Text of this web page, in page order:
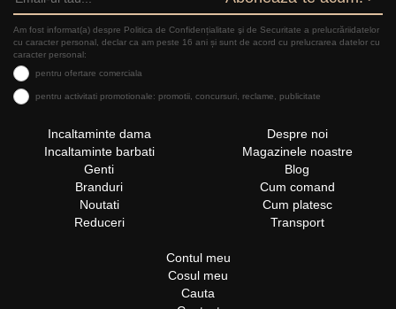
Am fost informat(a) despre Politica de Confidențialitate şi de Securitate a prelucrăriidatelor
cu caracter personal, declar ca am peste 16 ani și sunt de acord cu prelucrarea datelor cu
caracter personal:
pentru ofertare comerciala
pentru activitati promotionale: promotii, concursuri, reclame, publicitate
Incaltaminte dama
Incaltaminte barbati
Genti
Branduri
Noutati
Reduceri
Despre noi
Magazinele noastre
Blog
Cum comand
Cum platesc
Transport
Contul meu
Cosul meu
Cauta